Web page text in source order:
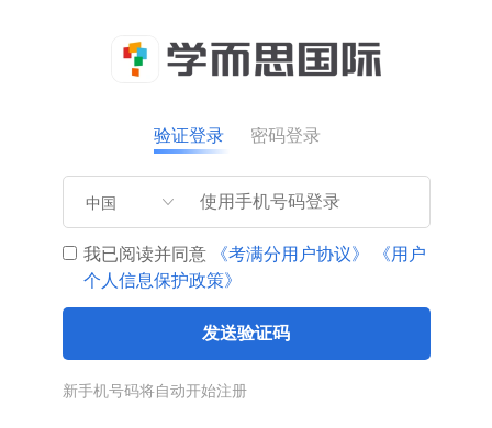
验证登录 密码登录
中国
我已阅读并同意 《考满分用户协议》
《用户
个人信息保护政策》
发送验证码
新手机号码将自动开始注册